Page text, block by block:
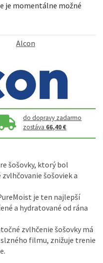
je momentálne možné
Alcon
do dopravy zadarmo
zostáva 66,40 €
šošovky, ktorý bol
šošoviek a
je ten najlepší
a hydratované od rána
zvlhčenie šošovky má
filmu, znižuje trenie